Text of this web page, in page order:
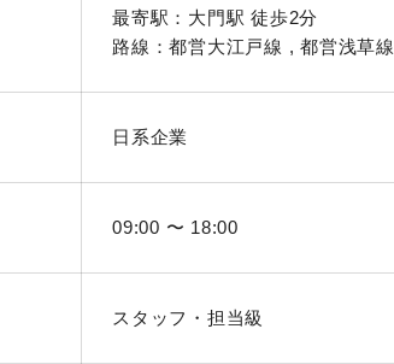
最寄駅：大門駅 徒歩2分
路線：都営大江戸線 , 都営浅草線
日系企業
09:00 〜 18:00
スタッフ・担当級